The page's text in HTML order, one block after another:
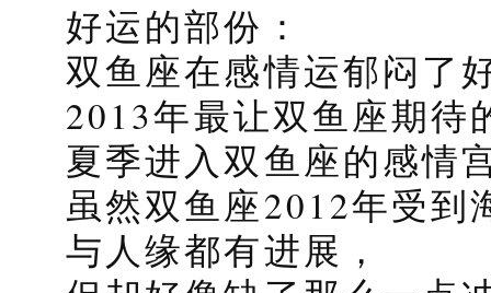
好运的部份：
双鱼座在感情运郁闷了
2013年最让双鱼座期待
夏季进入双鱼座的感情
虽然双鱼座2012年受到
与人缘都有进展，